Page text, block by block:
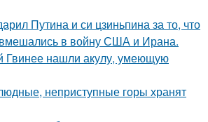
Путина и си цзиньпина за то, что
в войну США и Ирана.
Гвинее нашли акулу, умеющую
неприступные горы хранят